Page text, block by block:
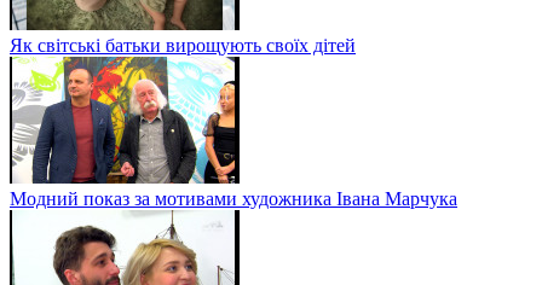
Як світські батьки вирощують своїх дітей
Модний показ за мотивами художника Івана Марчука